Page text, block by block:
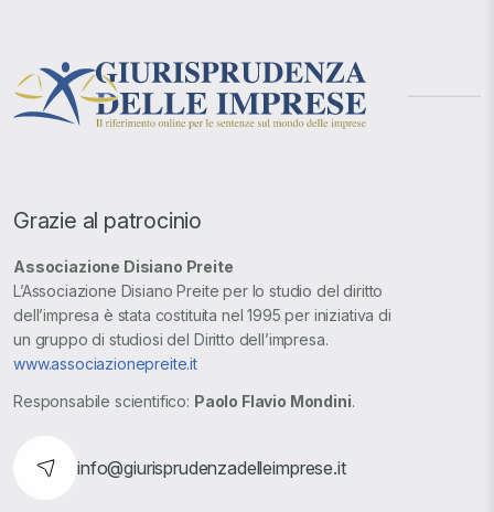
Grazie al patrocinio
Associazione Disiano Preite
L’Associazione Disiano Preite per lo studio del diritto
dell’impresa è stata costituita nel 1995 per iniziativa di
un gruppo di studiosi del Diritto dell’impresa.
www.associazionepreite.it
Responsabile scientifico: Paolo Flavio Mondini.
info@giurisprudenzadelleimprese.it